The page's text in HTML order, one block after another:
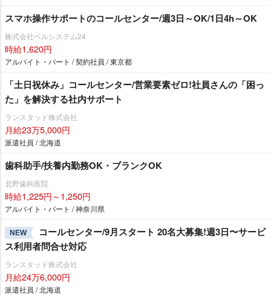
スマホ操作サポートのコールセンター/週3日～OK/1日4h～OK
株式会社ベルシステム24
時給1,620円
アルバイト・パート / 契約社員 / 東京都
「土日祝休み」コールセンター/営業要素ゼロ!社員さんの「困っ
た」を解決する社内サポート
ランスタッド株式会社
月給23万5,000円
派遣社員 / 北海道
歯科助手/扶養内勤務OK・ブランクOK
北野歯科医院
時給1,225円～1,250円
アルバイト・パート / 神奈川県
NEW
コールセンター/9月スタート 20名大募集!週3日〜サービ
ス利用者問合せ対応
ランスタッド株式会社
月給24万6,000円
派遣社員 / 北海道